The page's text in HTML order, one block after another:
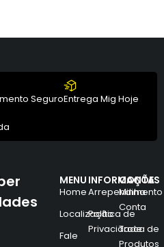
SeguroEntrega Mig Hoje
MENU
Home
Localização
Fale
INFORMAÇÕES
Arrependimento
Política de
Privacidade
CONTA
Minha
Conta
Troca de
Produtos